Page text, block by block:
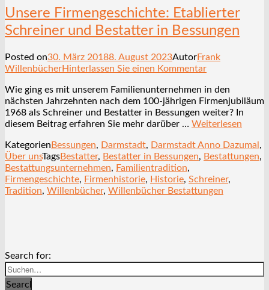
Unsere Firmengeschichte: Etablierter
Schreiner und Bestatter in Bessungen
Posted on30. März 20188. August 2023AutorFrank
WillenbücherHinterlassen Sie einen Kommentar
Wie ging es mit unserem Familienunternehmen in den
nächsten Jahrzehnten nach dem 100-jährigen Firmenjubiläum
1968 als Schreiner und Bestatter in Bessungen weiter? In
diesem Beitrag erfahren Sie mehr darüber … Weiterlesen
Kategorien Bessungen, Darmstadt, Darmstadt Anno Dazumal ,
Über unsTagsBestatter, Bestatter in Bessungen, Bestattungen,
Bestattungsunternehmen, Familientradition,
Firmengeschichte, Firmenhistorie, Historie, Schreiner,
Tradition, Willenbücher, Willenbücher Bestattungen
Search for:
Search